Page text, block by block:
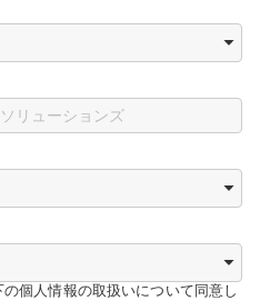
個人情報の取扱いについて同意し